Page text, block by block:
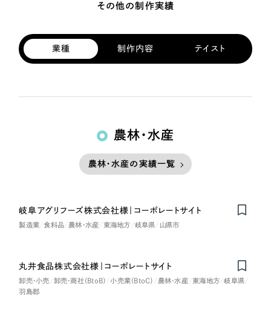
その他の制作実績
業種 制作内容 テイスト
農林・水産
農林・水産の実績一覧
岐阜アグリフーズ株式会社様｜コーポレートサイト
製造業 食料品 農林・水産 東海地方 岐阜県 山県市
丸井食品株式会社様｜コーポレートサイト
卸売・小売 卸売・商社（BtoB） 小売業（BtoC） 農林・水産 東海地方
岐阜県
羽島郡